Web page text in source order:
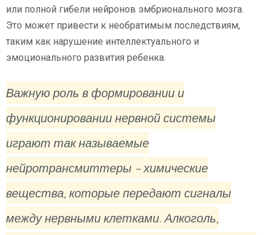
или полной гибели нейронов эмбрионального мозга.
Это может привести к необратимым последствиям,
таким как нарушение интеллектуального и
эмоционального развития ребенка.
Важную роль в формировании и
функционировании нервной системы
играют так называемые
нейротрансмиттеры – химические
вещества, которые передают сигналы
между нервными клетками. Алкоголь,